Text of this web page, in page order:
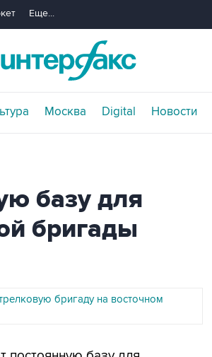
Еще...
Москва Digital Новости
базу для
бригады
бригаду на восточном